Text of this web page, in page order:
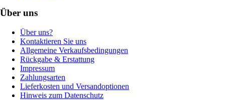
Über uns
Über uns?
Kontaktieren Sie uns
Allgemeine Verkaufsbedingungen
Rückgabe & Erstattung
Impressum
Zahlungsarten
Lieferkosten und Versandoptionen
Hinweis zum Datenschutz